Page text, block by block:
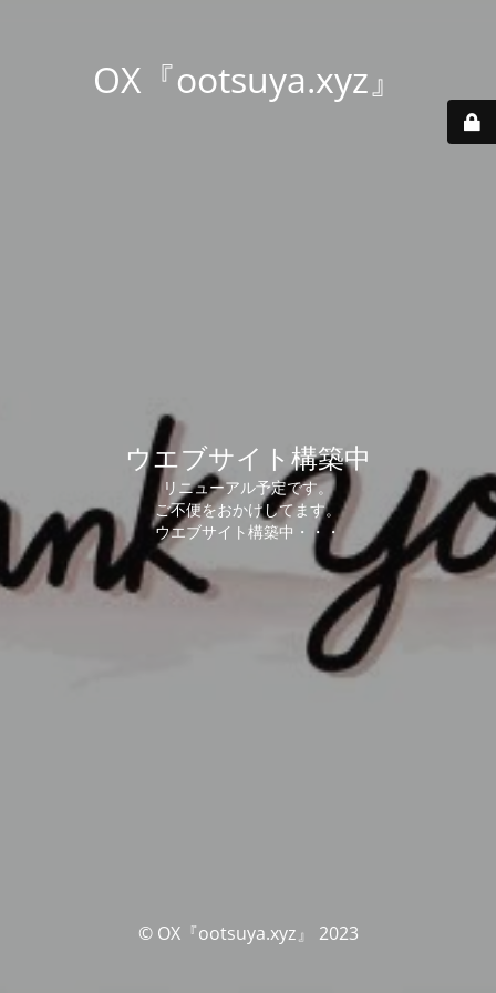
OX『ootsuya.xyz』
ウエブサイト構築中
リニューアル予定です。
ご不便をおかけしてます。
ウエブサイト構築中・・・
© OX『ootsuya.xyz』 2023